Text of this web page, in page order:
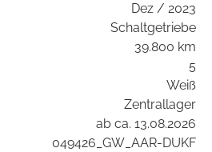
Dez / 2023
Schaltgetriebe
39.800 km
5
Weiß
Zentrallager
ab ca. 13.08.2026
049426_GW_AAR-DUKF